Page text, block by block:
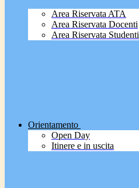
Area Riservata ATA
Area Riservata Docenti
Area Riservata Studenti
Orientamento
Open Day
Itinere e in uscita